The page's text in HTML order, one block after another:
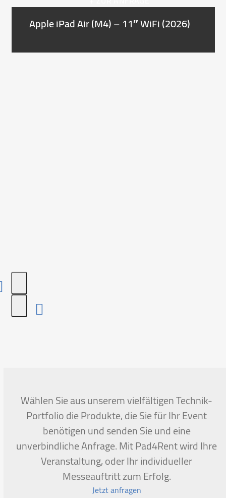
Apple iPad Air (M4) – 11″ WiFi (2026)
first
slide
Wählen Sie aus unserem vielfältigen Technik-
Portfolio die Produkte, die Sie für Ihr Event
benötigen und senden Sie und eine
unverbindliche Anfrage. Mit Pad4Rent wird Ihre
Veranstaltung, oder Ihr individueller
Messeauftritt zum Erfolg.
Jetzt anfragen